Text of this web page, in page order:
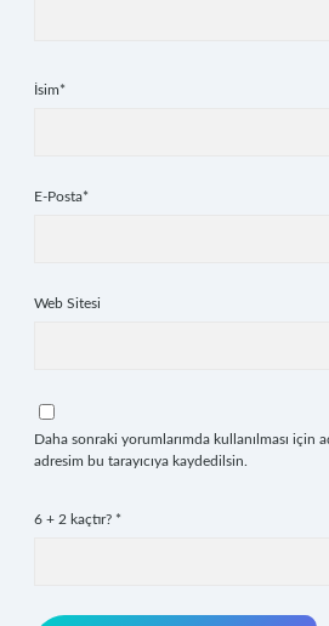
İsim*
E-Posta*
Web Sitesi
Daha sonraki yorumlarımda kullanılması için
adresim bu tarayıcıya kaydedilsin.
6 + 2 kaçtır? *